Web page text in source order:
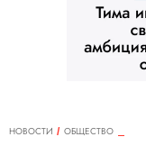
НОВОСТИ
ОБЩЕСТВО